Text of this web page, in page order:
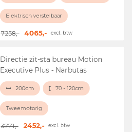
Elektrisch verstelbaar
7258,- 4065,- excl. btw
Directie zit-sta bureau Motion
Executive Plus - Narbutas
200cm 70 - 120cm
Tweemotorig
3771,- 2452,- excl. btw